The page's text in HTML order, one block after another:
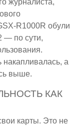
журналиста,
R1000R обули
— по сути,
накапливалась, а
выше.
КАК
карты. Это не